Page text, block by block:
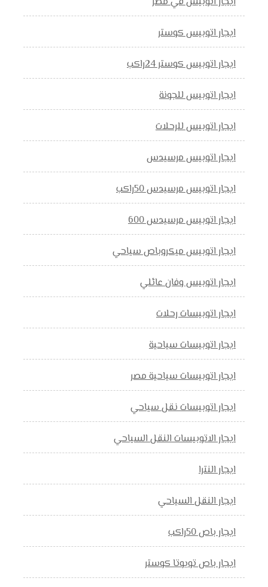
ايجار اتوبيس كوستر
ايجار اتوبيس كوستر 24راكب
ايجار اتوبيس للجونة
ايجار اتوبيس للرحلات
ايجار اتوبيس مرسيدس
ايجار اتوبيس مرسيدس 50راكب
ايجار اتوبيس مرسيدس 600
ايجار اتوبيس ميكروباص سياحي
ايجار اتوبيس وفان عائلي
ايجار اتوبيسات رحلات
ايجار اتوبيسات سياحية
ايجار اتوبيسات سياحية مصر
ايجار اتوبيسات نقل سياحي
ايجار الاتوبيسات النقل السياحي
ايجار النترا
ايجار النقل السياحي
ايجار باص 50راكب
ايجار باص تويوتا كوستر